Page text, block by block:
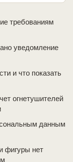
требованиям
уведомление
и что показать
огнетушителей
данным
фигуры нет